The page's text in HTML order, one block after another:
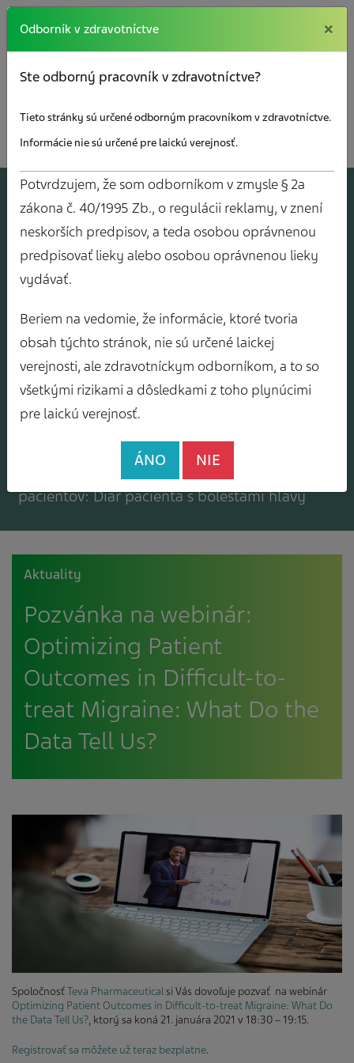
×
AJOV Y
Mám záujem o zasielanie odborného
spravodajcu
pacientov: Diár pacienta s bolesťami hlavy
Aktuality
Pozvánka na webinár:
Optimizing Patient
Outcomes in Difficult-to-
treat Migraine: What Do the
Data Tell Us?
SpoločnosťTeva Pharmaceuticalsi Vás dovoľuje pozvať na webinár
Optimizing Patient Outcomes in Difficult-to-treat Migraine: What Do
the Data Tell Us?, ktorý sa koná 21. januára 2021 v 18:30 – 19:15.
Registrovať sa môžete už teraz bezplatne.
Odborník v zdravotníctve ×
Ste odborný pracovník v zdravotníctve?
Tieto stránky sú určené odborným pracovníkom v zdravotníctve.
Informácie nie sú určené pre laickú verejnosť.
Potvrdzujem, že som odborníkom v zmysle § 2a
zákona č. 40/1995 Zb., o regulácii reklamy, v znení
neskorších predpisov, a teda osobou oprávnenou
predpisovať lieky alebo osobou oprávnenou lieky
vydávať.
Beriem na vedomie, že informácie, ktoré tvoria
obsah týchto stránok, nie sú určené laickej
verejnosti, ale zdravotníckym odborníkom, a to so
všetkými rizikami a dôsledkami z toho plynúcimi
pre laickú verejnosť.
ÁNO NIE